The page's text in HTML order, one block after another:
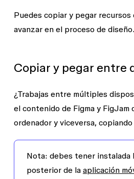
Puedes copiar y pegar
avanzar en el proceso de diseño.
Copiar y pegar entre
¿Trabajas entre múltiples
el contenido de Figma y FigJam
ordenador y viceversa,
Nota: debes tener instalada
posterior de la aplicación